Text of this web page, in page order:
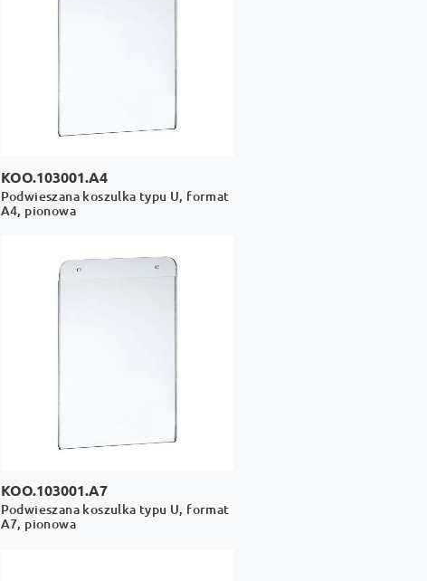
KOO.103001.A4
Podwieszana koszulka typu U, format
A4, pionowa
KOO.103001.A7
Podwieszana koszulka typu U, format
A7, pionowa